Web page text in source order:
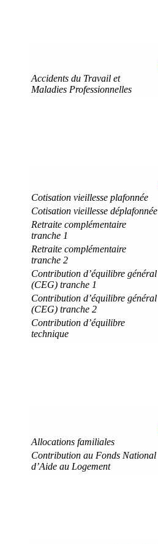
Accidents du Travail et
Maladies Professionnelles
Cotisation vieillesse plafonnée
Cotisation vieillesse déplafonnée
Retraite complémentaire
tranche 1
Retraite complémentaire
tranche 2
Contribution d’équilibre général
(CEG) tranche 1
Contribution d’équilibre général
(CEG) tranche 2
Contribution d’équilibre
technique
Allocations familiales
Contribution au Fonds National
d’Aide au Logement